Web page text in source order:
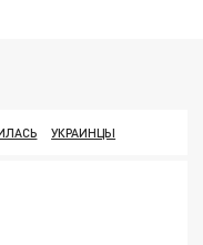
УКРАИНЦЫ